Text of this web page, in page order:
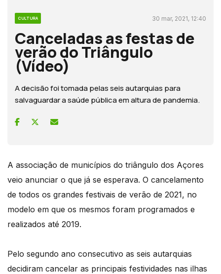
CULTURA 30 mar, 2021, 12:40
Canceladas as festas de
verão do Triângulo
(Vídeo)
A decisão foi tomada pelas seis autarquias para
salvaguardar a saúde pública em altura de pandemia.
A associação de municípios do triângulo dos Açores
veio anunciar o que já se esperava. O cancelamento
de todos os grandes festivais de verão de 2021, no
modelo em que os mesmos foram programados e
realizados até 2019.
Pelo segundo ano consecutivo as seis autarquias
decidiram cancelar as principais festividades nas ilhas